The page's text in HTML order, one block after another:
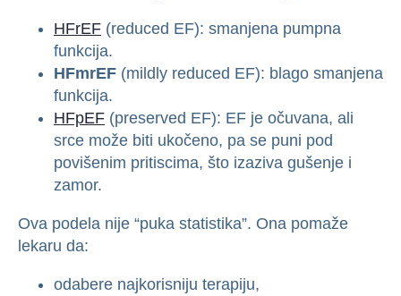
HFrEF (reduced EF): smanjena pumpna
funkcija.
HFmrEF (mildly reduced EF): blago smanjena
funkcija.
HFpEF (preserved EF): EF je očuvana, ali
srce može biti ukočeno, pa se puni pod
povišenim pritiscima, što izaziva gušenje i
zamor.
Ova podela nije “puka statistika”. Ona pomaže
lekaru da:
odabere najkorisniju terapiju,